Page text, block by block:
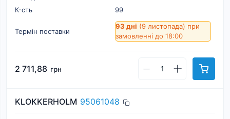
К-cть
99
Термін поставки
93 дні (9 листопада) при
замовленні до 18:00
2 711,88 грн
KLOKKERHOLM 95061048